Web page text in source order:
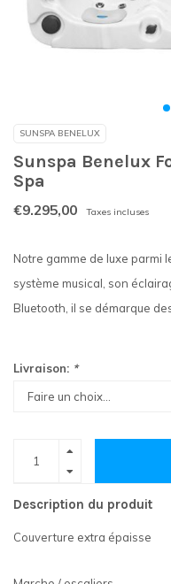
SUNSPA BENELUX
Sunspa Benelux
Spa
€9.295,00 Taxes incluses
Notre gamme de luxe parmi
système musical, son
Bluetooth, il se démarque
Livraison: *
Description du produit
Couverture extra épaisse